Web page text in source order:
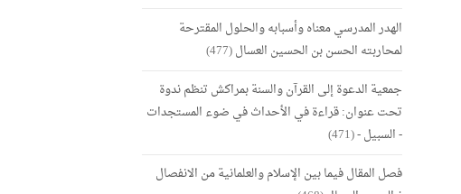
الهدر المدرسي معناه وأسبابه والحلول المقترحة
لمحاربته الحسن بن الحسين العسال(477)
جمعية الدعوة إلى القرآن والسنة بمراكش تنظم ندوة
تحت عنوان: قراءة في الأحداث في ضوء المستجدات
- السبيل -(471)
فصل المقال فيما بين الإسلام والعلمانية من الانفصال